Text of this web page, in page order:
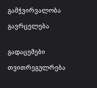
გამჭვირვალობა
გავრცელება
გადაცემები
თვითრეგულრება